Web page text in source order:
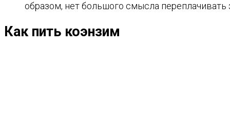
образом, нет большого смысла
Как пить коэнзим